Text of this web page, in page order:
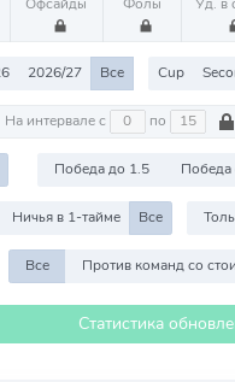
Офсайды Фолы Уд. в
2026/27 Все Cup
На интервале с по
Победа до 1.5 Победа
Ничья в 1-тайме Все
Все
Статистика